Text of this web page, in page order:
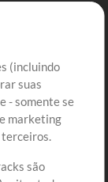
(incluindo
suas
- somente se
marketing
terceiros.
são